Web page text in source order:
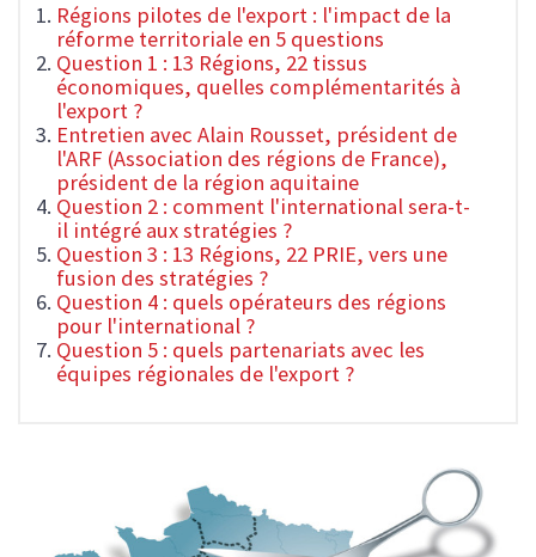
Régions pilotes de l'export : l'impact de la
réforme territoriale en 5 questions
Question 1 : 13 Régions, 22 tissus
économiques, quelles complémentarités à
l'export ?
Entretien avec Alain Rousset, président de
l'ARF (Association des régions de France),
président de la région aquitaine
Question 2 : comment l'international sera-t-
il intégré aux stratégies ?
Question 3 : 13 Régions, 22 PRIE, vers une
fusion des stratégies ?
Question 4 : quels opérateurs des régions
pour l'international ?
Question 5 : quels partenariats avec les
équipes régionales de l'export ?